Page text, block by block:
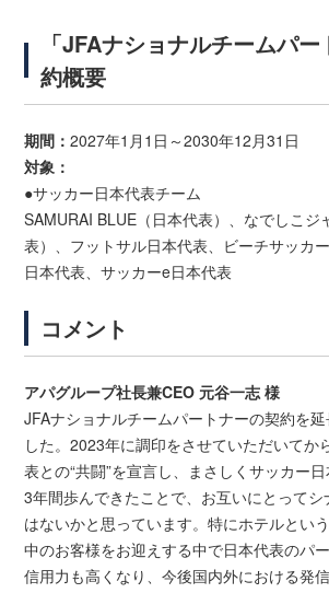
「JFAナショナルチームパ
約概要
期間：2027年1月1日～2030年12月31日
対象：
●サッカー日本代表チーム
SAMURAI BLUE（日本代表）、なでしこジ
表）、フットサル日本代表、ビーチサッカ
日本代表、サッカーe日本代表
コメント
アパグループ社長兼CEO 元谷一志 様
JFAナショナルチームパートナーの契約を
した。2023年に調印をさせていただいてか
表との“共闘”を宣言し、まさしくサッカー
3年間歩んできたことで、お互いにとって
はないかと思っています。特にホテルとい
中のお客様をお迎えする中で日本代表のパ
信用力も高くなり、今後国内外における発